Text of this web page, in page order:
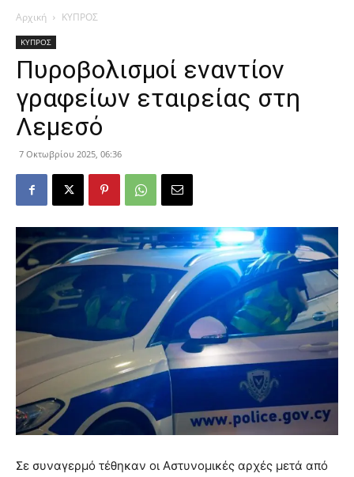
Αρχική ΚΥΠΡΟΣ
ΚΥΠΡΟΣ
Πυροβολισμοί εναντίον
γραφείων εταιρείας στη
Λεμεσό
7 Οκτωβρίου 2025, 06:36
Σε συναγερμό τέθηκαν οι Αστυνομικές αρχές μετά από